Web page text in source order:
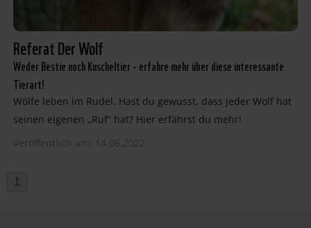
Referat Der Wolf
Weder Bestie noch Kuscheltier - erfahre mehr über diese interessante
Tierart!
Wölfe leben im Rudel. Hast du gewusst, dass jeder Wolf hat
seinen eigenen „Ruf“ hat? Hier erfährst du mehr!
Veröffentlich am: 14.06.2022
1